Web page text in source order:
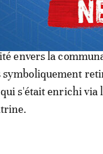
à New-York se
envers la
s'était enrichi via